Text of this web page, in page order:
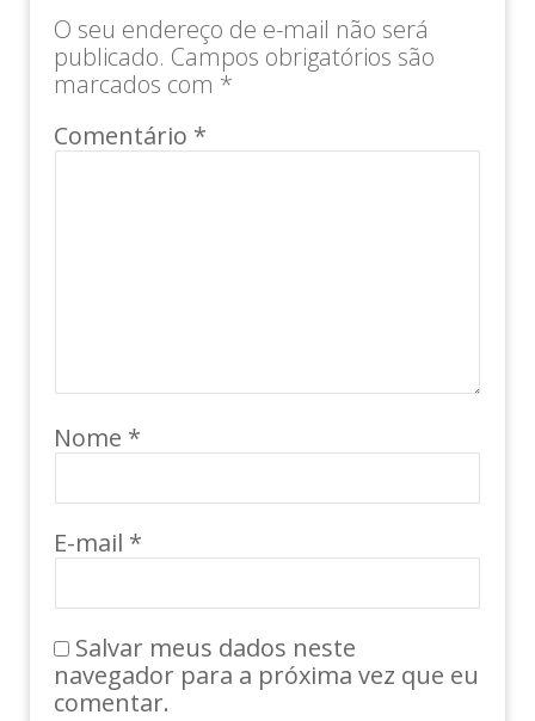
O seu endereço de e-mail não será
publicado. Campos obrigatórios são
marcados com *
Comentário *
Nome *
E-mail *
Salvar meus dados neste
navegador para a próxima vez que eu
comentar.